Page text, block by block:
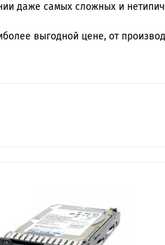
даже самых сложных и
выгодной цене, от